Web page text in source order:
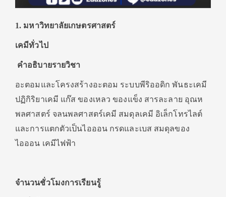
1. มหาวิทยาลัยเกษตรศาสตร์
เคมีทั่วไป
คำอธิบายรายวิชา
อะตอมและโครงสร้างอะตอม ระบบพีริออดิก พันธะเคมี
ปฏิกิริยาเคมี แก๊ส ของเหลว ของแข็ง สารละลาย อุณห
พลศาสตร์ จลนพลศาสตร์เคมี สมดุลเคมี อิเล็กโทรไลต์
และการแตกตัวเป็นไอออน กรดและเบส สมดุลของ
ไอออน เคมีไฟฟ้า
จำนวนชั่วโมงการเรียนรู้